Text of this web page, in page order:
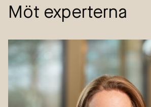
Möt experterna